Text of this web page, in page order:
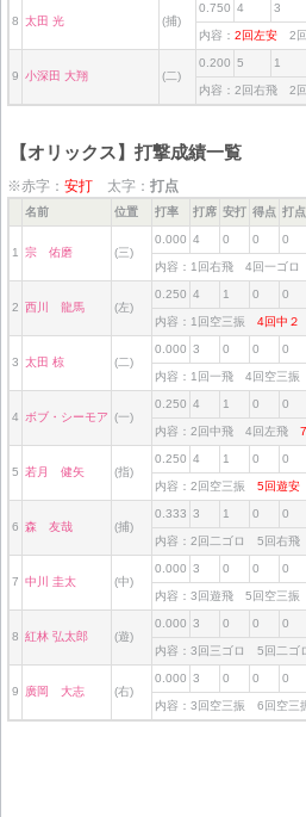
8 太田 光 (捕)
0.750 4 3
内容： 2回左安 2
9 小深田 大翔 (二)
0.200 5 1
内容：2回右飛 2
【オリックス】打撃成績一覧
※赤字： 安打 太字： 打点
名前 位置 打率 打席 安打 得点 打点
1 宗 佑磨 (三)
0.000 4 0 0 0
内容：1回右飛 4回一ゴ
2 西川 龍馬 (左)
0.250 4 1 0 0
内容：1回空三振 4回中２
3 太田 椋 (二)
0.000 3 0 0 0
内容：1回一飛 4回空三
4 ボブ・シーモア (一)
0.250 4 1 0 0
内容：2回中飛 4回左飛
5 若月 健矢 (指)
0.250 4 1 0 0
内容：2回空三振 5回遊安
6 森 友哉 (捕)
0.333 3 1 0 0
内容：2回二ゴロ 5回右飛
7 中川 圭太 (中)
0.000 3 0 0 0
内容：3回遊飛 5回空三
8 紅林 弘太郎 (遊)
0.000 3 0 0 0
内容：3回三ゴロ 5回二
9 廣岡 大志 (右)
0.000 3 0 0 0
内容：3回空三振 6回空